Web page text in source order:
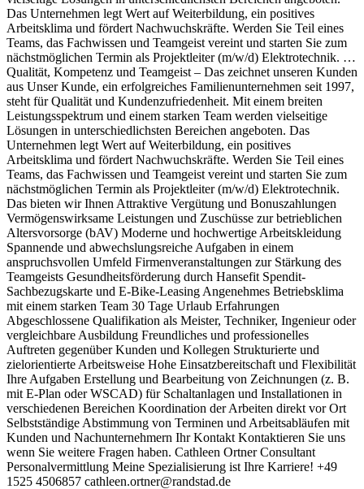
Das Unternehmen legt Wert auf Weiterbildung, ein positives
Arbeitsklima und fördert Nachwuchskräfte. Werden Sie Teil eines
Teams, das Fachwissen und Teamgeist vereint und starten Sie zum
nächstmöglichen Termin als Projektleiter (m/w/d) Elektrotechnik. …
Qualität, Kompetenz und Teamgeist – Das zeichnet unseren Kunden
aus Unser Kunde, ein erfolgreiches Familienunternehmen seit 1997,
steht für Qualität und Kundenzufriedenheit. Mit einem breiten
Leistungsspektrum und einem starken Team werden vielseitige
Lösungen in unterschiedlichsten Bereichen angeboten. Das
Unternehmen legt Wert auf Weiterbildung, ein positives
Arbeitsklima und fördert Nachwuchskräfte. Werden Sie Teil eines
Teams, das Fachwissen und Teamgeist vereint und starten Sie zum
nächstmöglichen Termin als Projektleiter (m/w/d) Elektrotechnik.
Das bieten wir Ihnen Attraktive Vergütung und Bonuszahlungen
Vermögenswirksame Leistungen und Zuschüsse zur betrieblichen
Altersvorsorge (bAV) Moderne und hochwertige Arbeitskleidung
Spannende und abwechslungsreiche Aufgaben in einem
anspruchsvollen Umfeld Firmenveranstaltungen zur Stärkung des
Teamgeists Gesundheitsförderung durch Hansefit Spendit-
Sachbezugskarte und E-Bike-Leasing Angenehmes Betriebsklima
mit einem starken Team 30 Tage Urlaub Erfahrungen
Abgeschlossene Qualifikation als Meister, Techniker, Ingenieur oder
vergleichbare Ausbildung Freundliches und professionelles
Auftreten gegenüber Kunden und Kollegen Strukturierte und
zielorientierte Arbeitsweise Hohe Einsatzbereitschaft und Flexibilität
Ihre Aufgaben Erstellung und Bearbeitung von Zeichnungen (z. B.
mit E-Plan oder WSCAD) für Schaltanlagen und Installationen in
verschiedenen Bereichen Koordination der Arbeiten direkt vor Ort
Selbstständige Abstimmung von Terminen und Arbeitsabläufen mit
Kunden und Nachunternehmern Ihr Kontakt Kontaktieren Sie uns
wenn Sie weitere Fragen haben. Cathleen Ortner Consultant
Personalvermittlung Meine Spezialisierung ist Ihre Karriere! +49
1525 4506857 cathleen.ortner@randstad.de